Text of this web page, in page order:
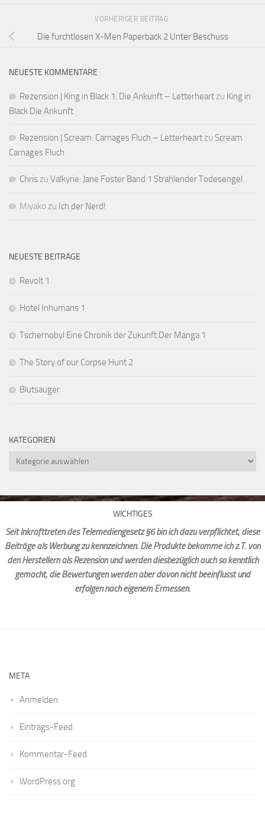
VORHERIGER BEITRAG
Die furchtlosen X-Men Paperback 2 Unter Beschuss
NEUESTE KOMMENTARE
Rezension | King in Black 1: Die Ankunft – Letterheartzu King in
Black Die Ankunft
Rezension | Scream: Carnages Fluch – Letterheartzu Scream
Carnages Fluch
Chriszu Valkyrie: Jane Foster Band 1 Strahlender Todesengel
Miyako zu Ich der Nerd!
NEUESTE BEITRÄGE
Revolt 1
Hotel Inhumans 1
Tschernobyl Eine Chronik der Zukunft Der Manga 1
The Story of our Corpse Hunt 2
Blutsauger
KATEGORIEN
Kategorien
WICHTIGES
Seit Inkrafttreten des Telemediengesetz §6 bin ich dazu verpflichtet, diese
Beiträge als Werbung zu kennzeichnen. Die Produkte bekomme ich z.T. von
den Herstellern als Rezension und werden diesbezüglich auch so kenntlich
gemacht, die Bewertungen werden aber davon nicht beeinflusst und
erfolgen nach eigenem Ermessen.
META
Anmelden
Eintrags-Feed
Kommentar-Feed
WordPress.org